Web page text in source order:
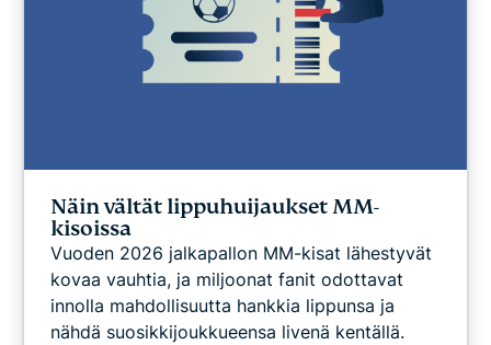
Näin vältät lippuhuijaukset MM-
kisoissa
Vuoden 2026 jalkapallon MM-kisat lähestyvät
kovaa vauhtia, ja miljoonat fanit odottavat
innolla mahdollisuutta hankkia lippunsa ja
nähdä suosikkijoukkueensa livenä kentällä.